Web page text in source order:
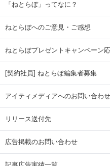
「ねとらぼ」ってなに？
ねとらぼへのご意見・ご感想
ねとらぼプレゼントキャンペーン
[契約社員] ねとらぼ編集者募集
アイティメディアへのお問い合わせ
リリース送付先
広告掲載のお問い合わせ